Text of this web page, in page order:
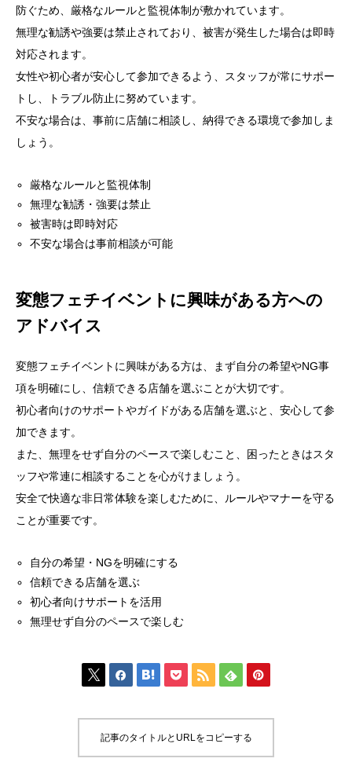
防ぐため、厳格なルールと監視体制が敷かれています。
無理な勧誘や強要は禁止されており、被害が発生した場合は即時
対応されます。
女性や初心者が安心して参加できるよう、スタッフが常にサポー
トし、トラブル防止に努めています。
不安な場合は、事前に店舗に相談し、納得できる環境で参加しま
しょう。
厳格なルールと監視体制
無理な勧誘・強要は禁止
被害時は即時対応
不安な場合は事前相談が可能
変態フェチイベントに興味がある方への
アドバイス
変態フェチイベントに興味がある方は、まず自分の希望やNG事
項を明確にし、信頼できる店舗を選ぶことが大切です。
初心者向けのサポートやガイドがある店舗を選ぶと、安心して参
加できます。
また、無理をせず自分のペースで楽しむこと、困ったときはスタ
ッフや常連に相談することを心がけましょう。
安全で快適な非日常体験を楽しむために、ルールやマナーを守る
ことが重要です。
自分の希望・NGを明確にする
信頼できる店舗を選ぶ
初心者向けサポートを活用
無理せず自分のペースで楽しむ
      
記事のタイトルとURLをコピーする